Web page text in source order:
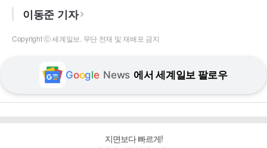
이동준 기자
Copyright ⓒ 세계일보. 무단 전재 및 재배포 금지
Google News 에서 세계일보 팔로우
지면보다 빠르게!